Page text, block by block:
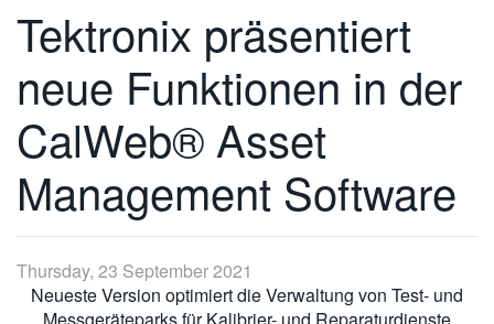
ENGLISH
FRANÇAIS
DEUTSCH
VIỆT NAM
简体中文
日本語
Tektronix präsentiert
neue Funktionen in der
CalWeb® Asset
Management Software
Thursday, 23 September 2021
Neueste Version optimiert die Verwaltung von Test- und